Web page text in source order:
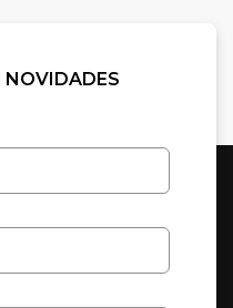
NOVIDADES